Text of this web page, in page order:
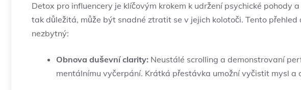
Detox pro‍ influencery je klíčovým krokem k ⁤udržení ‍psychické pohody
tak důležitá, může být snadné‍ ztratit se v​ jejich kolotoči. Tento
nezbytný:
Obnova duševní ⁣clarity: Neustálé scrolling a demonstrovaní
⁣mentálnímu vyčerpání.⁤ Krátká přestávka⁤ umožní ⁣vyčistit mysl a